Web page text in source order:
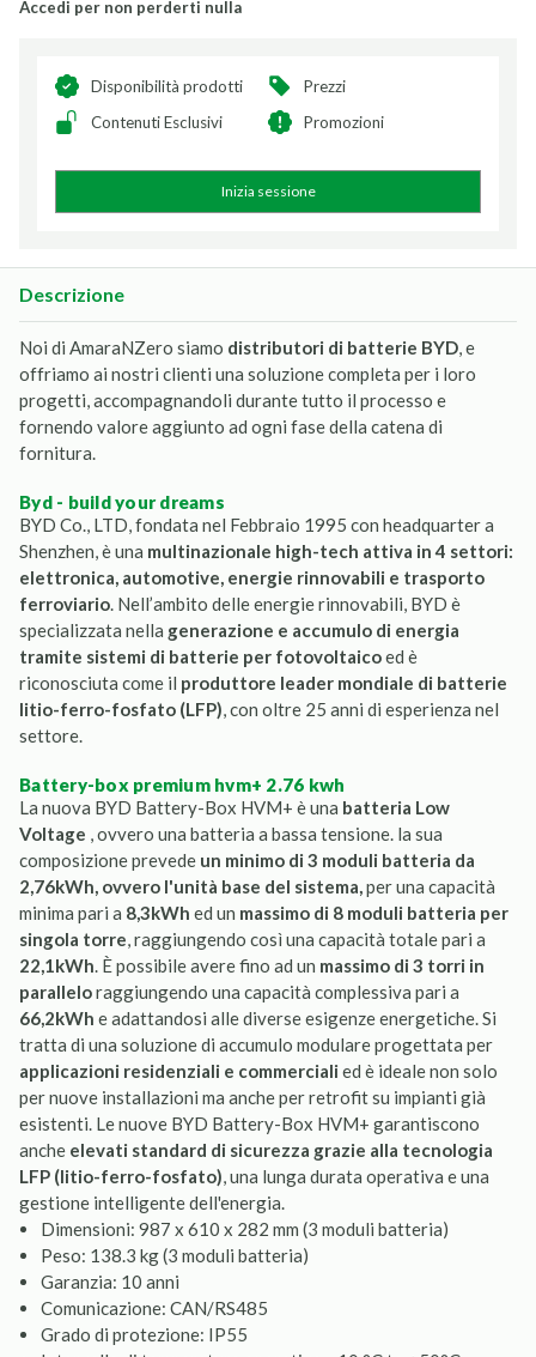
Accedi per non perderti nulla
Disponibilità prodotti
Prezzi
Contenuti Esclusivi
Promozioni
Inizia sessione
Descrizione
Noi di AmaraNZero siamo distributori di batterie BYD, e
offriamo ai nostri clienti una soluzione completa per i loro
progetti, accompagnandoli durante tutto il processo e
fornendo valore aggiunto ad ogni fase della catena di
fornitura.
byd - build your dreams
BYD Co., LTD, fondata nel Febbraio 1995 con headquarter a
Shenzhen, è una multinazionale high-tech attiva in 4 settori:
elettronica, automotive, energie rinnovabili e trasporto
ferroviario. Nell’ambito delle energie rinnovabili, BYD è
specializzata nella generazione e accumulo di energia
tramite sistemi di batterie per fotovoltaicoed è
riconosciuta come il produttore leader mondiale di batterie
litio-ferro-fosfato (LFP), con oltre 25 anni di esperienza nel
settore.
battery-box premium hvm+ 2.76 kwh
La nuova BYD Battery-Box HVM+ è una batteria Low
Voltage , ovvero una batteria a bassa tensione. la sua
composizione prevede un minimo di 3 moduli batteria da
2,76kWh, ovvero l'unità base del sistema,per una capacità
minima pari a 8,3kWh ed un massimo di 8 moduli batteria per
singola torre, raggiungendo così una capacità totale pari a
22,1kWh. È possibile avere fino ad un massimo di 3 torri in
paralleloraggiungendo una capacità complessiva pari a
66,2kWh e adattandosi alle diverse esigenze energetiche. Si
tratta di una soluzione di accumulo modulare progettata per
applicazioni residenziali e commerciali ed è ideale non solo
per nuove installazioni ma anche per retrofit su impianti già
esistenti. Le nuove BYD Battery-Box HVM+ garantiscono
anche elevati standard di sicurezza grazie alla tecnologia
LFP (litio-ferro-fosfato), una lunga durata operativa e una
gestione intelligente dell'energia.
Dimensioni: 987 x 610 x 282 mm (3 moduli batteria)
Peso: 138.3 kg (3 moduli batteria)
Garanzia: 10 anni
Comunicazione: CAN/RS485
Grado di protezione: IP55